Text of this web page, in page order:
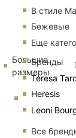
В стиле
Бежевые
Еще
Бренды
Teresa
Heresis
Leoni
Все
Большие
размеры